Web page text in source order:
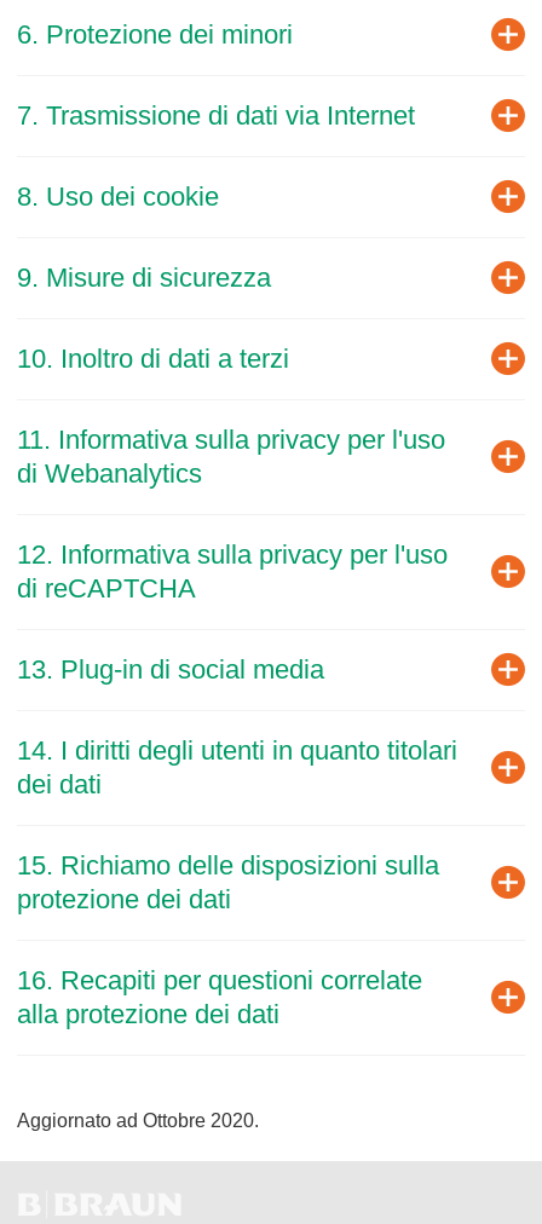
6. Protezione dei minori
7. Trasmissione di dati via Internet
8. Uso dei cookie
9. Misure di sicurezza
10. Inoltro di dati a terzi
11. Informativa sulla privacy per l'uso
di Webanalytics
12. Informativa sulla privacy per l'uso
di reCAPTCHA
13. Plug-in di social media
14. I diritti degli utenti in quanto titolari
dei dati
15. Richiamo delle disposizioni sulla
protezione dei dati
16. Recapiti per questioni correlate
alla protezione dei dati
Aggiornato ad Ottobre 2020.